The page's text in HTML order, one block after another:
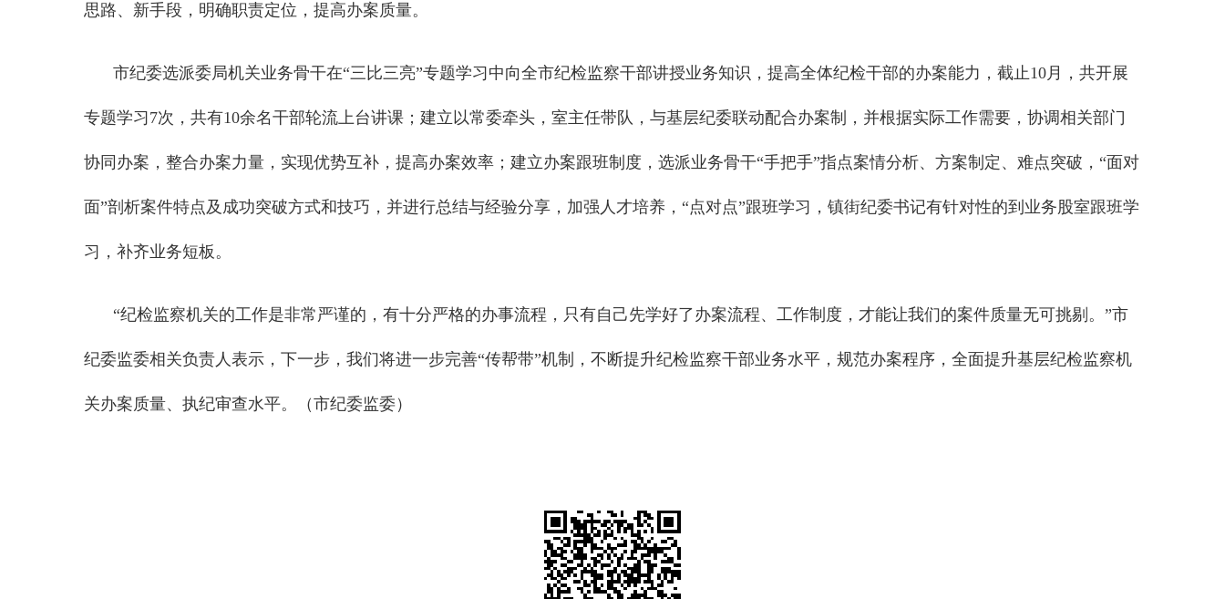
思路、新手段，明确职责定位，提高办案质量。
市纪委选派委局机关业务骨干在“三比三亮”专题学习中向全市纪检监察干部讲授业务知识，提高全体纪检干部的办案能力，截止10月，共开展
专题学习7次，共有10余名干部轮流上台讲课；建立以常委牵头，室主任带队，与基层纪委联动配合办案制，并根据实际工作需要，协调相关部门
协同办案，整合办案力量，实现优势互补，提高办案效率；建立办案跟班制度，选派业务骨干“手把手”指点案情分析、方案制定、难点突破，“面对
面”剖析案件特点及成功突破方式和技巧，并进行总结与经验分享，加强人才培养，“点对点”跟班学习，镇街纪委书记有针对性的到业务股室跟班学
习，补齐业务短板。
“纪检监察机关的工作是非常严谨的，有十分严格的办事流程，只有自己先学好了办案流程、工作制度，才能让我们的案件质量无可挑剔。”市
纪委监委相关负责人表示，下一步，我们将进一步完善“传帮带”机制，不断提升纪检监察干部业务水平，规范办案程序，全面提升基层纪检监察机
关办案质量、执纪审查水平。（市纪委监委）